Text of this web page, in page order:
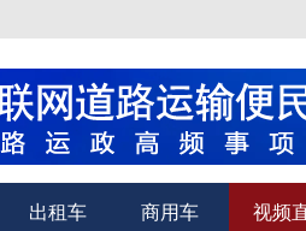
出租车 商用车 视频